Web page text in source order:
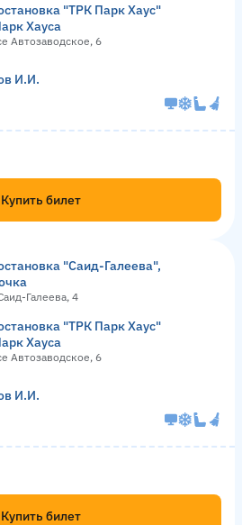
"ТРК Парк Хаус"
Хауса
Автозаводское, 6
Купить билет
И.И.
"Саид-Галеева",
Галеева, 4
"ТРК Парк Хаус"
Хауса
Автозаводское, 6
Купить билет
И.И.